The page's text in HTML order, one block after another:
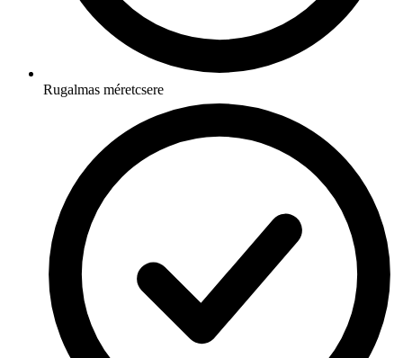
Rugalmas méretcsere